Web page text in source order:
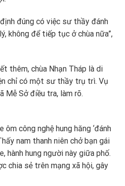
đúng có việc sư thầy đánh
không để tiếp tục ở chùa nữa”,
thêm, chùa Nhạn Tháp là di
chỉ có một sư thầy trụ trì. Vụ
Mễ Sở điều tra, làm rõ.
công nghệ hung hăng ‘đánh
nam thanh niên chở bạn gái
hành hung người này giữa phố.
chia sẻ trên mạng xã hội, gây